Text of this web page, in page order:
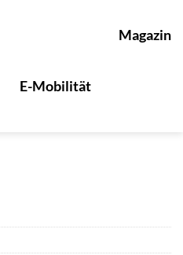
Magazin
E-Mobilität